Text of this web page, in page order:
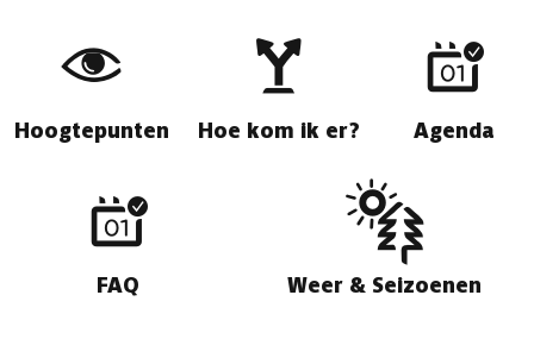
Hoogtepunten Hoe kom ik er? Agenda
FAQ Weer & Seizoenen